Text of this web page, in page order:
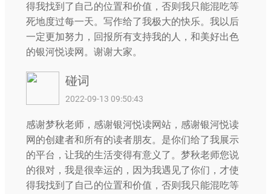
得我找到了自己的位置和价值，否则我只能混吃等
死地度过每一天。写作给了我极大的快乐。我以后
一定更加努力，回报所有支持我的人，和美好出色
的银河悦读网。谢谢大家。
碰词
2022-09-13 09:50:43
感谢梦秋老师，感谢银河悦读网站，感谢银河悦读
网的创建者和所有的读者朋友。是你们给了我展示
的平台，让我的生活变得有意义了。梦秋老师您说
的很对，我是很幸运的，因为我遇见了你们，才使
得我找到了自己的位置和价值，否则我只能混吃等